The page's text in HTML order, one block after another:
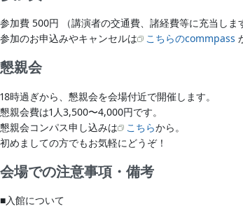
参加費 500円 （講演者の交通費、諸経費等に充当しま
参加のお申込みやキャンセルは
こちらのcommpass
懇親会
18時過ぎから、懇親会を会場付近で開催します。
懇親会費は1人3,500〜4,000円です。
懇親会コンパス申し込みは
こちらから。
初めましての方でもお気軽にどうぞ！
会場での注意事項・備考
■入館について